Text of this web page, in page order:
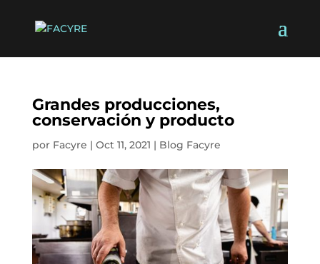
Grandes producciones,
conservación y producto
por Facyre | Oct 11, 2021 | Blog Facyre